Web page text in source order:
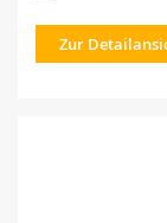
Zur